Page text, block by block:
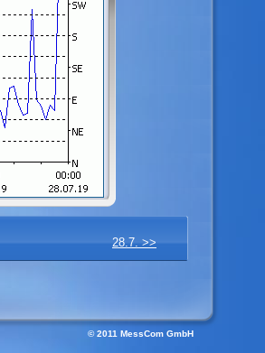
28.7. >>
© 2011 MessCom GmbH